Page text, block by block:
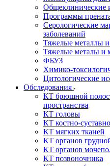
Общеклинические
Программы
Серологические
заболеваний
Тяжелые металлы
Тяжелые металы и
ФБУЗ
Химико-
Цитологические
Обследования
КТ брюшной
пространства
КТ головы
КТ костно-
КТ мягких тканей
КТ органов
КТ органов
КТ позвоночника